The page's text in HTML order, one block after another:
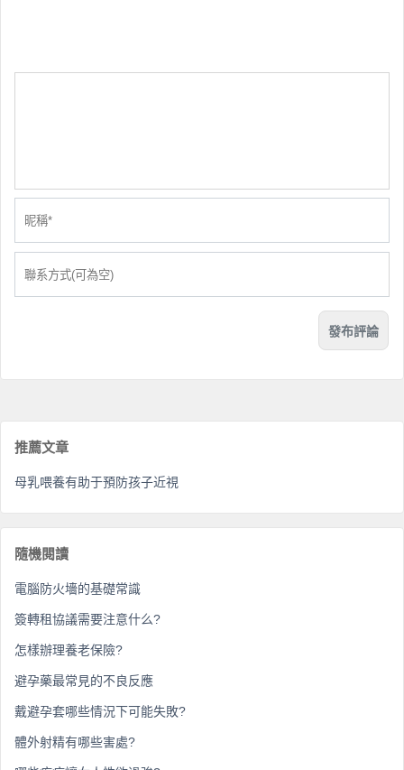
推薦文章
母乳喂養有助于預防孩子近視
隨機閱讀
電腦防火墻的基礎常識
簽轉租協議需要注意什么?
怎樣辦理養老保險?
避孕藥最常見的不良反應
戴避孕套哪些情況下可能失敗?
體外射精有哪些害處?